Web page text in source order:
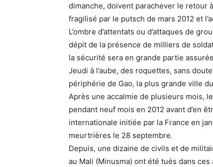
dimanche, doivent parachever le retour
fragilisé par le putsch de mars 2012 et
L’ombre d’attentats ou d’attaques de
dépit de la présence de milliers de
la sécurité sera en grande partie
Jeudi à l’aube, des roquettes, sans
périphérie de Gao, la plus grande ville
Après une accalmie de plusieurs mois,
pendant neuf mois en 2012 avant d’en
internationale initiée par la France en
meurtrières le 28 septembre.
Depuis, une dizaine de civils et de
au Mali (Minusma) ont été tués dans